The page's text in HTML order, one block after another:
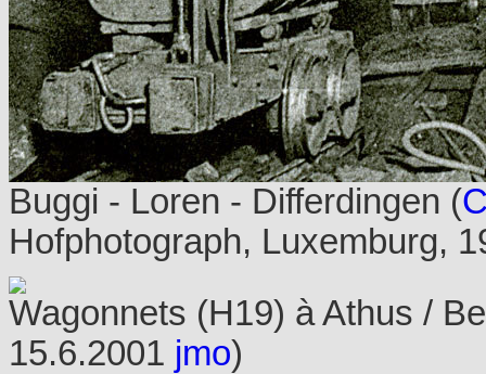
Buggi - Loren - Differdingen (
Hofphotograph, Luxemburg,
Wagonnets (H19) à Athus /
15.6.2001 jmo)